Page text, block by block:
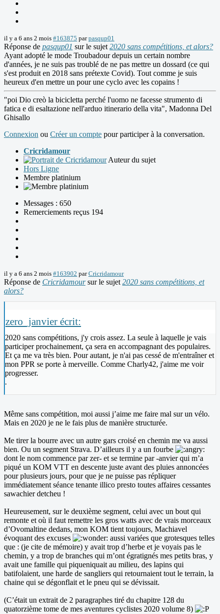
il y a 6 ans 2 mois #163875 parpasqup01
Réponse de pasqup01 sur le sujet 2020 sans compétitions, et alors?
Ayant adopté le mode Troubadour depuis un certain nombre
d'années, je ne suis pas troublé de ne pas mettre un dossard (ce qui
s'est produit en 2018 sans prétexte Covid). Tout comme je suis
heureux d'en mettre un pour une cyclo avec les copains !
"poi Dio creò la bicicletta perché l'uomo ne facesse strumento di
fatica e di esaltazione nell'arduo itinerario della vita", Madonna Del
Ghisallo
Connexion ou Créer un compte pour participer à la conversation.
Cricridamour
Auteur du sujet
Hors Ligne
Membre platinium
Messages : 650
Remerciements reçus 194
il y a 6 ans 2 mois #163902 parCricridamour
Réponse de Cricridamoursur le sujet 2020 sans compétitions, et
alors?
zero_janvier écrit:
2020 sans compétitions, j'y crois assez. La seule à laquelle je vais
participer prochainement, ça sera en accompagnant des populaires.
Et ça me va très bien. Pour autant, je n'ai pas cessé de m'entraîner et
mon PPR se porte à merveille. Comme Charly42, j'aime me voir
progresser.
.
Même sans compétition, moi aussi j’aime me faire mal sur un vélo.
Mais en 2020 je ne le fais plus de manière structurée.
Me tirer la bourre avec un autre gars croisé en chemin me va aussi
bien. Ou un segment Strava. D’ailleurs il y a un fourbe
dont le nom commence par zer- et se termine par -anvier qui m’a
piqué un KOM VTT en descente juste avant des pluies annoncées
pour plusieurs jours, pour que je ne puisse pas répliquer
immédiatement séance tenante illico presto toutes affaires cessantes
sawachier detcheu !
Heureusement, sur le deuxième segment, celui avec un bout qui
remonte et où il faut remettre les gros watts avec de vrais morceaux
d’Ovomaltine dedans, mon KOM tient toujours, Machiavel
évoquant des excuses
aussi variées que grotesques telles
que : (je cite de mémoire) y avait trop d’herbe et je voyais pas le
chemin, y a trop de branches qui m’ont égratignés mes petits bras, y
avait une famille qui piqueniquait au milieu, des lapins qui
batifolaient, une harde de sangliers qui retournaient tout le terrain, la
chaine qui se dégonflait et le pneu qui se dévissait.
(C’était un extrait de 2 paragraphes tiré du chapitre 128 du
quatorzième tome de mes aventures cyclistes 2020 volume 8)